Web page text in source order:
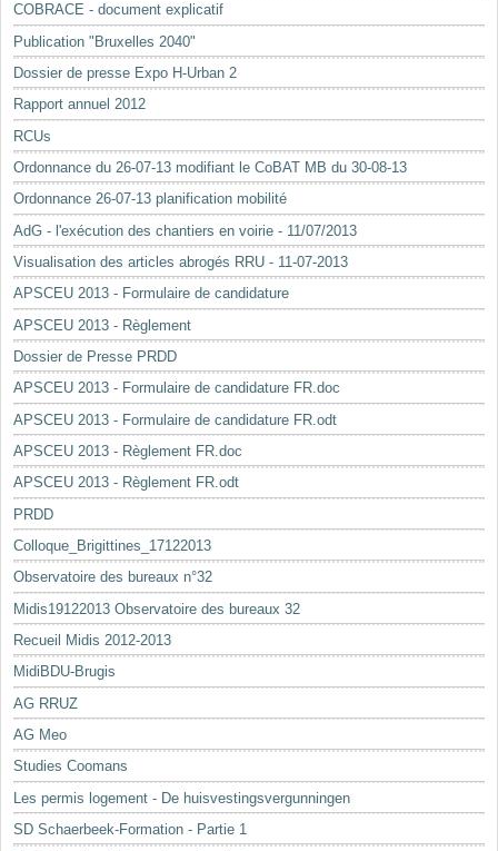
COBRACE - document explicatif
Publication "Bruxelles 2040"
Dossier de presse Expo H-Urban 2
Rapport annuel 2012
RCUs
Ordonnance du 26-07-13 modifiant le CoBAT MB du 30-08-13
Ordonnance 26-07-13 planification mobilité
AdG - l'exécution des chantiers en voirie - 11/07/2013
Visualisation des articles abrogés RRU - 11-07-2013
APSCEU 2013 - Formulaire de candidature
APSCEU 2013 - Règlement
Dossier de Presse PRDD
APSCEU 2013 - Formulaire de candidature FR.doc
APSCEU 2013 - Formulaire de candidature FR.odt
APSCEU 2013 - Règlement FR.doc
APSCEU 2013 - Règlement FR.odt
PRDD
Colloque_Brigittines_17122013
Observatoire des bureaux n°32
Midis19122013 Observatoire des bureaux 32
Recueil Midis 2012-2013
MidiBDU-Brugis
AG RRUZ
AG Meo
Studies Coomans
Les permis logement - De huisvestingsvergunningen
SD Schaerbeek-Formation - Partie 1